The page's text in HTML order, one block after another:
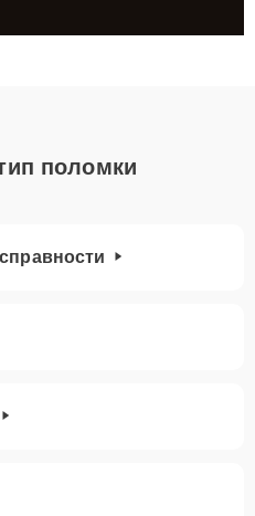
поломки